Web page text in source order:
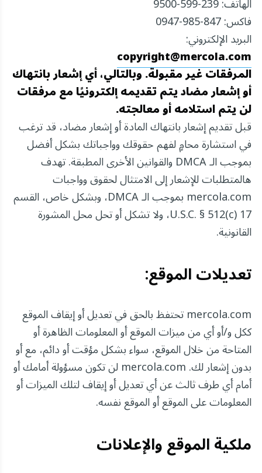
فاكس: 847-985-0947
البريد الإلكتروني:
copyright@mercola.com
المرفقات غير مقبولة. وبالتالي، أي إشعار بانتهاك
أو إشعار مضاد يتم تقديمه إلكترونيًا مع مرفقات
لن يتم استلامه أو معالجته.
قبل تقديم إشعار بانتهاك المادة أو إشعار مضاد، قد ترغب
في استشارة محامٍ لفهم حقوقك وواجباتك بشكل أفضل
بموجب الـ DMCA والقوانين الأخرى المطبقة. تهدف
هالمتطلبات للإشعار إلى الامتثال لحقوق وواجبات
mercola.com بموجب الـ DMCA، وبشكل خاص، القسم
17 U.S.C. § 512(c)، ولا تشكل أو تحل محل المشورة
القانونية.
تعديلات الموقع:
mercola.com تحتفظ بالحق في تعديل أو إيقاف الموقع
ككل و/أو أي من ميزات الموقع أو المعلومات الظاهرة أو
المتاحة من خلال الموقع، سواء بشكل مؤقت أو دائم، مع أو
بدون إشعار لك. mercola.com لن تكون مسؤولة أمامك أو
أمام أي طرف ثالث عن أي تعديل أو إيقاف لتلك الميزات أو
المعلومات على الموقع أو الموقع نفسه.
ملكية الموقع والإعلانات